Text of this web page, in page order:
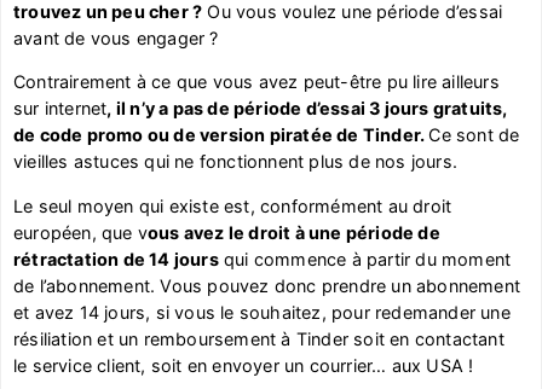
trouvez un peu cher ? Ou vous voulez une période d’essai
avant de vous engager ?
Contrairement à ce que vous avez peut-être pu lire ailleurs
sur internet, il n’y a pas de période d’essai 3 jours gratuits,
de code promo ou de version piratée de Tinder.Ce sont de
vieilles astuces qui ne fonctionnent plus de nos jours.
Le seul moyen qui existe est, conformément au droit
européen, que vous avez le droit à une période de
rétractation de 14 joursqui commence à partir du moment
de l’abonnement. Vous pouvez donc prendre un abonnement
et avez 14 jours, si vous le souhaitez, pour redemander une
résiliation et un remboursement à Tinder soit en contactant
le service client, soit en envoyer un courrier… aux USA !